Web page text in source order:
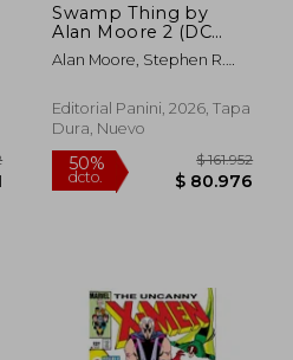
Swamp Thing by
Alan Moore 2 (DC
Absolute)
Alan Moore, Stephen R.
Rick Veitch Y Stan Woch
Editorial Panini, 2026, Tapa
Dura, Nuevo